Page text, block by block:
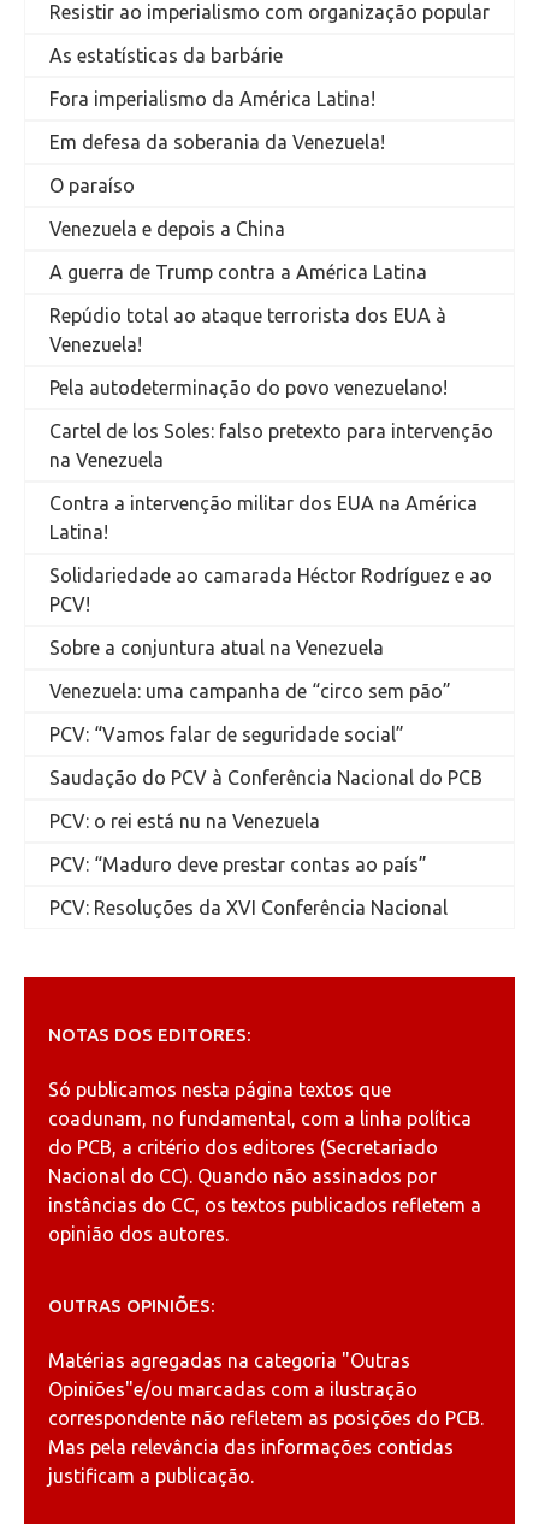
Resistir ao imperialismo com organização popular
As estatísticas da barbárie
Fora imperialismo da América Latina!
Em defesa da soberania da Venezuela!
O paraíso
Venezuela e depois a China
A guerra de Trump contra a América Latina
Repúdio total ao ataque terrorista dos EUA à
Venezuela!
Pela autodeterminação do povo venezuelano!
Cartel de los Soles: falso pretexto para intervenção
na Venezuela
Contra a intervenção militar dos EUA na América
Latina!
Solidariedade ao camarada Héctor Rodríguez e ao
PCV!
Sobre a conjuntura atual na Venezuela
Venezuela: uma campanha de “circo sem pão”
PCV: “Vamos falar de seguridade social”
Saudação do PCV à Conferência Nacional do PCB
PCV: o rei está nu na Venezuela
PCV: “Maduro deve prestar contas ao país”
PCV: Resoluções da XVI Conferência Nacional
NOTAS DOS EDITORES:
Só publicamos nesta página textos que
coadunam, no fundamental, com a linha política
do PCB, a critério dos editores (Secretariado
Nacional do CC). Quando não assinados por
instâncias do CC, os textos publicados refletem a
opinião dos autores.
OUTRAS OPINIÕES:
Matérias agregadas na categoria "Outras
Opiniões"e/ou marcadas com a ilustração
correspondente não refletem as posições do PCB.
Mas pela relevância das informações contidas
justificam a publicação.